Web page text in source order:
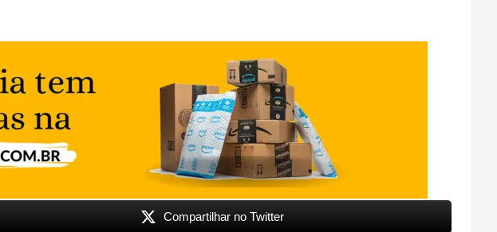
Compartilhar no Twitter